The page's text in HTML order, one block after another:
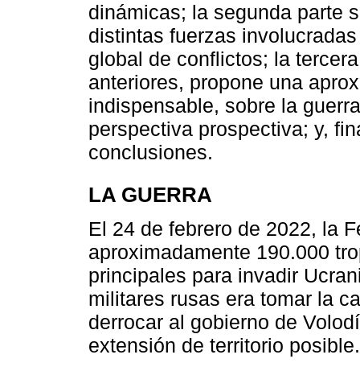
dinámicas; la segunda parte
distintas fuerzas
global de conflictos; la
anteriores, propone una
indispensable, sobre la
perspectiva prospectiva; y,
conclusiones.
LA GUERRA
El 24 de febrero de 2022, la
aproximadamente 190.000
principales para invadir
militares rusas era tomar la
derrocar al gobierno de
extensión de territorio posible.